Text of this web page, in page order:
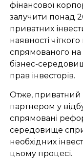
фінансової
залучити понад
приватних
наявності
спрямованого на
бізнес-
прав інвесторів.
Отже, приватний
партнером у
спрямовані
середовище
необхідних
цьому процесі.